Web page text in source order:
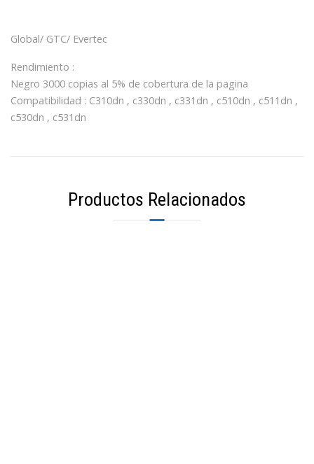
Global/ GTC/ Evertec
Rendimiento :
Negro 3000 copias al 5% de cobertura de la pagina
Compatibilidad : C310dn , c330dn , c331dn , c510dn , c511dn ,
c530dn , c531dn
Productos Relacionados